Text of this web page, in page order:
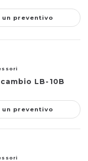
un preventivo
LB-10B
un preventivo